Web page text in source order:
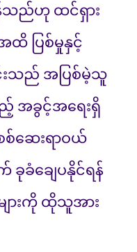
သည်ဟု ထင်ရှား
ထိ ပြစ်မှုနှင့်
းသည် အပြစ်မဲ့သူ
အခွင့်အရေးရှိ
ဆေးရာဝယ်
ခံချေပနိုင်ရန်
ားကို ထိုသူအား